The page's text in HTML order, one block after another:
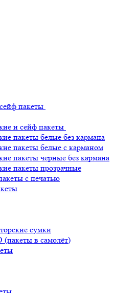
пакеты
и сейф пакеты
пакеты белые без кармана
пакеты белые с карманом
пакеты черные без кармана
пакеты прозрачные
с печатью
сумки
в самолёт)